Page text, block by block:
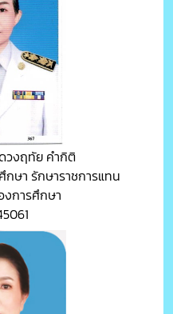
วงฤทัย คำกิติ
กษา รักษาราชการแทน
งการศึกษา